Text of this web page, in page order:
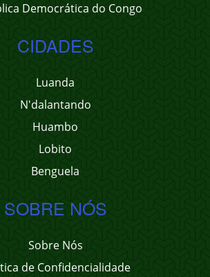
Democrática do Congo
CIDADES
Luanda
N'dalantando
Huambo
Lobito
Benguela
SOBRE NÓS
Sobre Nós
de Confidencialidade